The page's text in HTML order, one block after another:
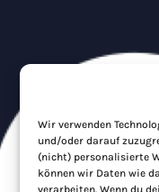
Wir verwenden
und/oder darauf
(nicht) personalisierte
können wir Daten wie
verarbeiten. Wenn du